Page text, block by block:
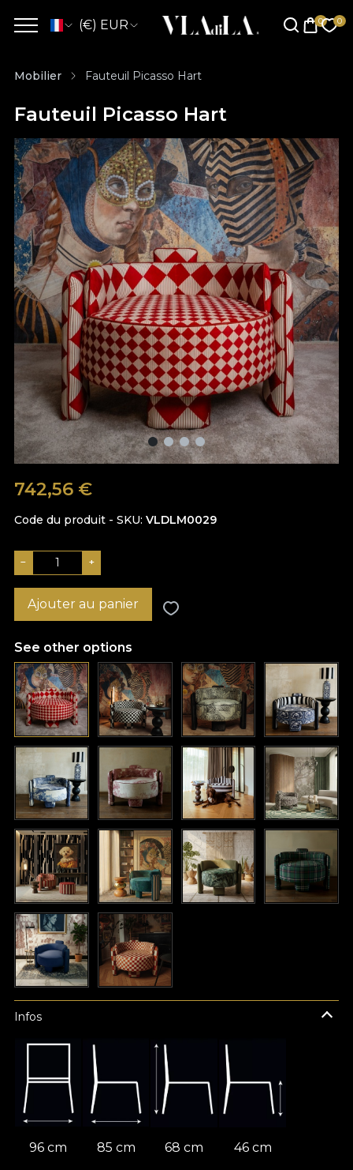
(€) EUR
Mobilier Fauteuil Picasso Hart
Fauteuil Picasso Hart
742,56 €
Code du produit - SKU VLDLM0029
− +
Ajouter au panier
See other options
Infos
96 cm 85 cm 68 cm 46 cm